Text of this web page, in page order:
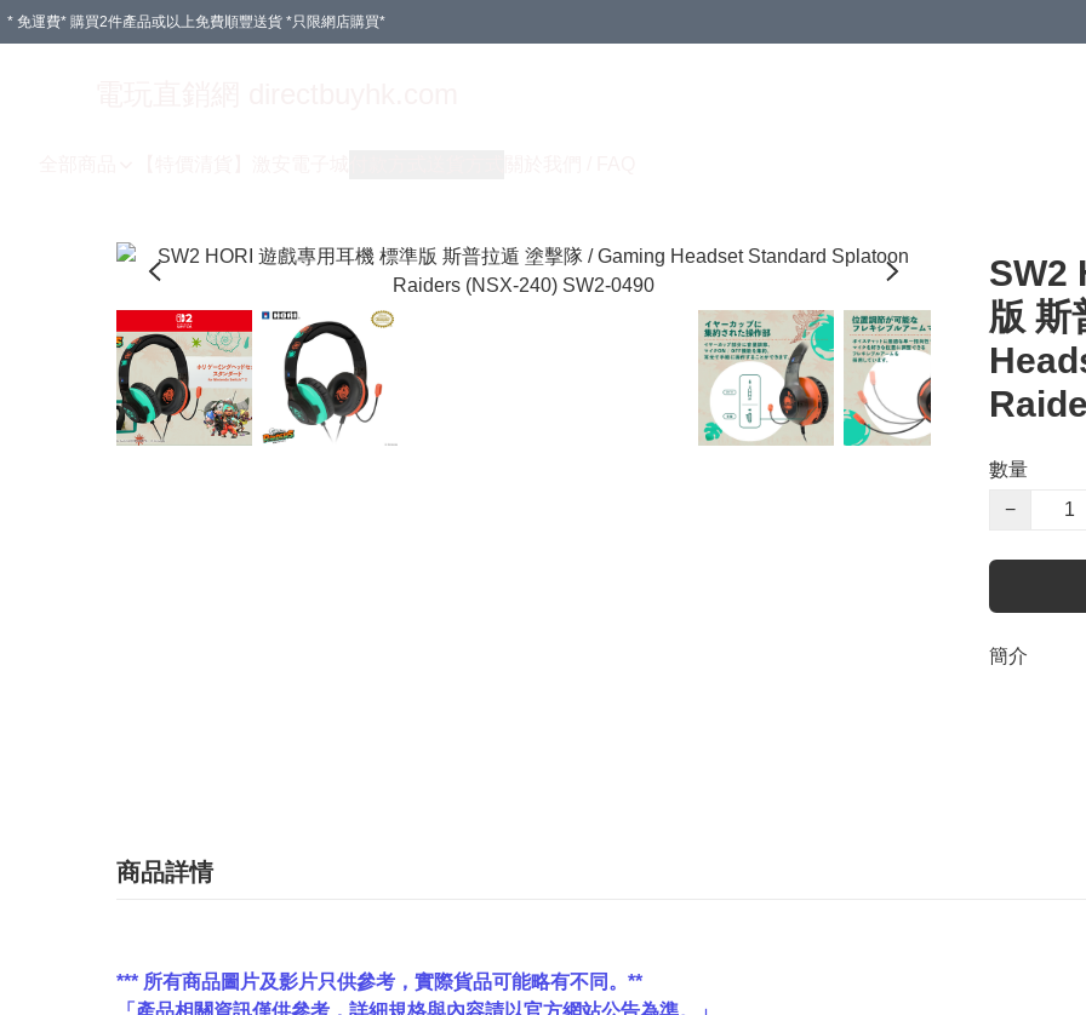
* 免運費* 購買2件產品或以上免費順豐送貨 *只限網店購買*
SW2
版 斯
數量
−
簡介
商品詳情
*** 所有商品圖片及影片只供參考，實際貨品可能略有不同。**
「產品相關資訊僅供參考，詳細規格與內容請以官方網站公告為準。」